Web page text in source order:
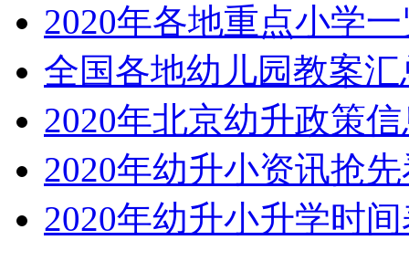
2020年各地重点小学
全国各地幼儿园教案汇
2020年北京幼升政策
2020年幼升小资讯抢
2020年幼升小升学时